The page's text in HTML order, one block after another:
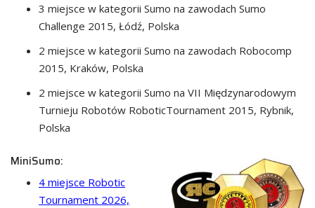
3 miejsce w kategorii Sumo na zawodach Sumo
Challenge 2015, Łódź, Polska
2 miejsce w kategorii Sumo na zawodach Robocomp
2015, Kraków, Polska
2 miejsce w kategorii Sumo na VII Międzynarodowym
Turnieju Robotów RoboticTournament 2015, Rybnik,
Polska
MiniSumo:
4 miejsce Robotic
Tournament 2026,